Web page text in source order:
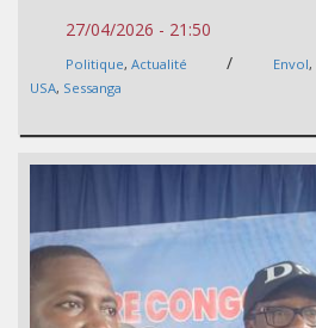
27/04/2026 - 21:50
Politique, Actualité / Envol,
USA, Sessanga